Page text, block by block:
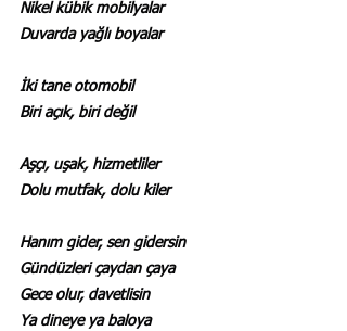
Nikel kübik mobilyalar
Duvarda yağlı boyalar
İki tane otomobil
Biri açık, biri değil
Aşçı, uşak, hizmetliler
Dolu mutfak, dolu kiler
Hanım gider, sen gidersin
Gündüzleri çaydan çaya
Gece olur, davetlisin
Ya dineye ya baloya